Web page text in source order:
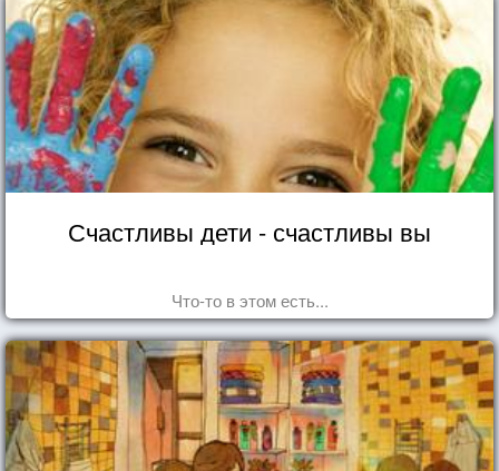
Счастливы дети - счастливы вы
Что-то в этом есть...